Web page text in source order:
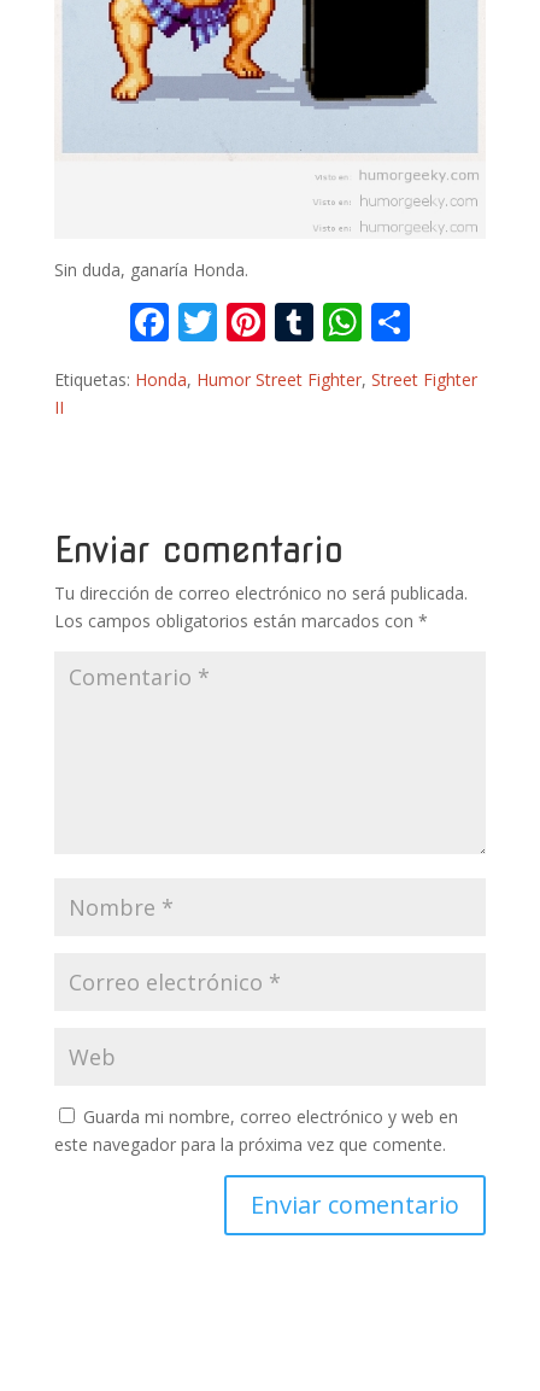
Sin duda, ganaría Honda.
F
ac
e
k
T
itt
Pi
nt
er
T
u
m
W
h
at
o
m
Etiquetas: Honda, Humor Street Fighter, Street Fighter
II
Enviar comentario
Tu dirección de correo electrónico no será publicada.
Los campos obligatorios están marcados con *
Guarda mi nombre, correo electrónico y web en
este navegador para la próxima vez que comente.